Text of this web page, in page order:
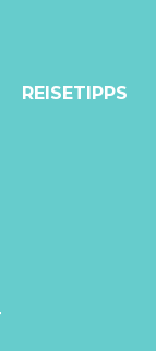
REISETIPPS